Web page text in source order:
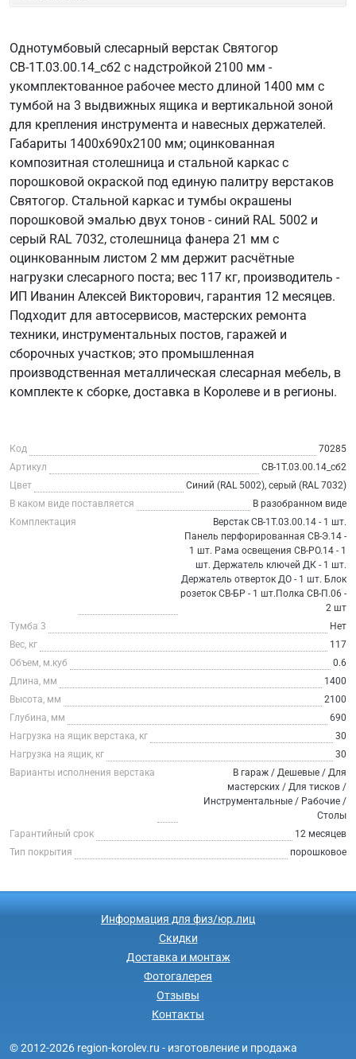
Однотумбовый слесарный верстак Святогор
СВ-1Т.03.00.14_сб2 с надстройкой 2100 мм -
укомплектованное рабочее место длиной 1400 мм с
тумбой на 3 выдвижных ящика и вертикальной зоной
для крепления инструмента и навесных держателей.
Габариты 1400х690х2100 мм; оцинкованная
композитная столешница и стальной каркас с
порошковой окраской под единую палитру верстаков
Святогор. Стальной каркас и тумбы окрашены
порошковой эмалью двух тонов - синий RAL 5002 и
серый RAL 7032, столешница фанера 21 мм с
оцинкованным листом 2 мм держит расчётные
нагрузки слесарного поста; вес 117 кг, производитель -
ИП Иванин Алексей Викторович, гарантия 12 месяцев.
Подходит для автосервисов, мастерских ремонта
техники, инструментальных постов, гаражей и
сборочных участков; это промышленная
производственная металлическая слесарная мебель, в
комплекте к сборке, доставка в Королеве и в регионы.
Код
70285
Артикул
СВ-1Т.03.00.14_сб2
Цвет
Синий (RAL 5002), серый (RAL 7032)
В каком виде поставляется
В разобранном виде
Комплектация
Верстак СВ-1Т.03.00.14 - 1 шт.
Панель перфорированная СВ-Э.14 -
1 шт. Рама освещения СВ-РО.14 - 1
шт. Держатель ключей ДК - 1 шт.
Держатель отверток ДО - 1 шт. Блок
розеток СВ-БР - 1 шт.Полка СВ-П.06 -
2 шт
Тумба 3
Нет
Вес, кг
117
Объем, м.куб
0.6
Длина, мм
1400
Высота, мм
2100
Глубина, мм
690
Нагрузка на ящик верстака, кг
30
Нагрузка на ящик, кг
30
Варианты исполнения верстака
В гараж / Дешевые / Для
мастерских / Для тисков /
Инструментальные / Рабочие /
Столы
Гарантийный срок
12 месяцев
Тип покрытия
порошковое
Информация для физ/юр.лиц
Скидки
Доставка и монтаж
Фотогалерея
Отзывы
Контакты
© 2012-2026 region-korolev.ru - изготовление и продажа